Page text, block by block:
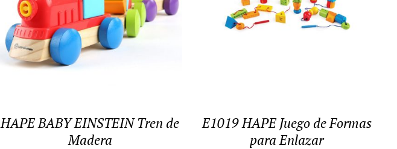
DETALLES
HAPE BABY EINSTEIN Tren de
Madera
ADD TO CART / DETALLES
E1019 HAPE Juego de Formas
para Enlazar